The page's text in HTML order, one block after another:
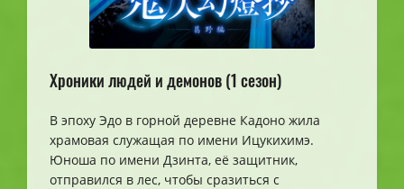
Хроники людей и демонов (1 сезон)
В эпоху Эдо в горной деревне Кадоно жила
храмовая служащая по имени Ицукихимэ.
Юноша по имени Дзинта, её защитник,
отправился в лес, чтобы сразиться с